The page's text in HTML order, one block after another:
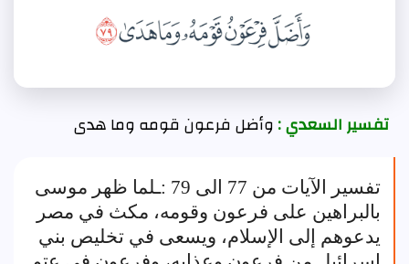
تفسير السعدي :وأضل فرعون قومه وما هدى
تفسير الآيات من 77 الى 79 :ـلما ظهر موسى
بالبراهين على فرعون وقومه، مكث في مصر
يدعوهم إلى الإسلام، ويسعى في تخليص بني